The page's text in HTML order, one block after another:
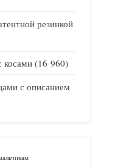
резинкой
(16 960)
с описанием